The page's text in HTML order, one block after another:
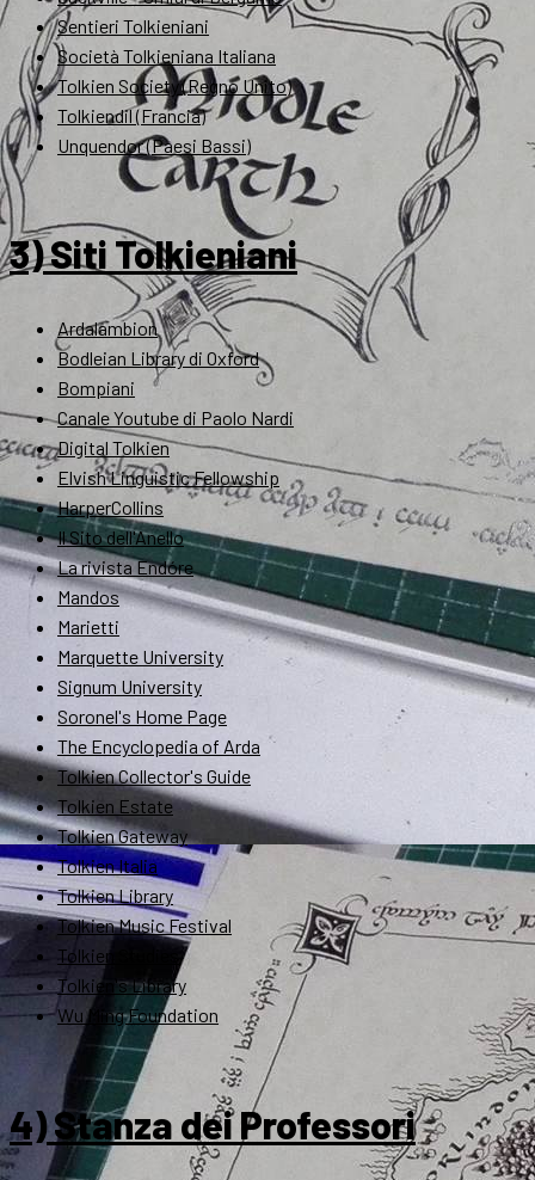
Sentieri Tolkieniani
Società Tolkieniana Italiana
Tolkien Society (Regno Unito)
Tolkiendil (Francia)
Unquendor (Paesi Bassi)
3) Siti Tolkieniani
Ardalambion
Bodleian Library di Oxford
Bompiani
Canale Youtube di Paolo Nardi
Digital Tolkien
Elvish Linguistic Fellowship
HarperCollins
Il Sito dell'Anello
La rivista Endóre
Mandos
Marietti
Marquette University
Signum University
Soronel's Home Page
The Encyclopedia of Arda
Tolkien Collector's Guide
Tolkien Estate
Tolkien Gateway
Tolkien Italia
Tolkien Library
Tolkien Music Festival
Tolkien Studies
Tolkien's Library
Wu Ming Foundation
4) Stanza dei Professori